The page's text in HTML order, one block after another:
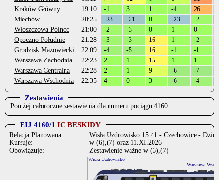
Kraków Główny
19:10 -1 3 1 -4 26
Miechów
20:25 -23 -21 0 -23 -2
Włoszczowa Północ
21:00 -2 -3 0 1 0
Opoczno Południe
21:28 -3 -3 16 1 -2
Grodzisk Mazowiecki
22:09 -4 -5 16 -1 -1
Warszawa Zachodnia
22:23 2 1 15 1 1
Warszawa Centralna
22:28 2 1 9 -6 -7
Warszawa Wschodnia
22:35 4 0 3 -6 -4
Zestawienia
Poniżej całoroczne zestawienia dla numeru pociągu 4160
EIJ 4160/1 IC BESKIDY
Relacja Planowana:
Kursuje:
Obowiązuje:
Wisła Uzdrowisko 15:41 - Czechowice -
w (6),(7) oraz 11.XI.2026
Zestawienie ważne w (6),(7)
Wisła Uzdrowisko -
- Warszawa Wsch.